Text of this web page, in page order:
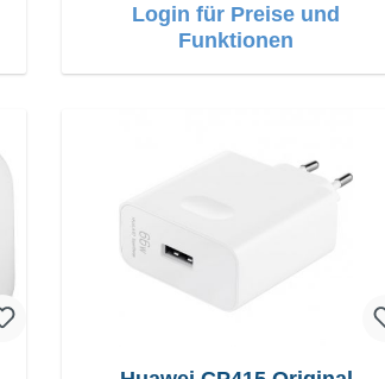
Login für Preise und
Funktionen